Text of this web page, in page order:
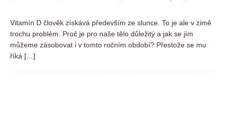
Vitamín D člověk získává především ze slunce. To je ale v zimě
trochu problém. Proč je pro naše tělo důležitý a jak se jím
můžeme zásobovat i v tomto ročním období? Přestože se mu
říká […]